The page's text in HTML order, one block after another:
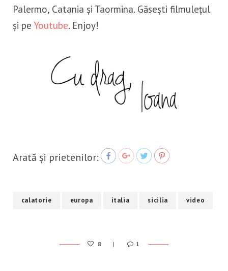
Palermo, Catania și Taormina. Găsești filmulețul
și pe Youtube. Enjoy!
Arată și prietenilor:
calatorie europa italia sicilia video
8 1